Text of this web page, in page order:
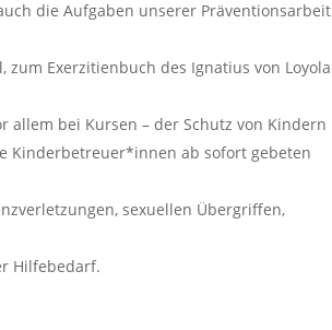
die Aufgaben unserer Präventionsarbeit
Exerzitienbuch des Ignatius von Loyola
allem bei Kursen – der Schutz von Kindern
Kinderbetreuer*innen ab sofort gebeten
sexuellen Übergriffen,
Hilfebedarf.